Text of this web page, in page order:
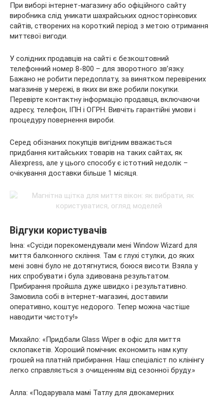
При виборі інтернет-магазину або офіційного сайту
виробника слід уникати шахрайських односторінкових
сайтів, створених на короткий період з метою отримання
миттєвої вигоди.
У солідних продавців на сайті є безкоштовний
телефонний номер 8-800 – для зворотного зв’язку.
Бажано не робити передоплату, за винятком перевірених
магазинів у мережі, в яких ви вже робили покупки.
Перевірте контактну інформацію продавця, включаючи
адресу, телефон, ІПН і ОГРН. Вивчіть гарантійні умови і
процедуру повернення вироби.
Серед обізнаних покупців вигідним вважається
придбання китайських товарів на таких сайтах, як
Aliexpress, але у цього способу є істотний недолік –
очікування доставки більше 1 місяця.
Відгуки користувачів
Інна: «Сусіди порекомендували мені Window Wizard для
миття балконного скління. Там є глухі стулки, до яких
мені зовні було не дотягнутися, боюся висоти. Взяла у
них спробувати і була здивована результатом.
Прибирання пройшла дуже швидко і результативно.
Замовила собі в інтернет-магазині, доставили
оперативно, коштує недорого. Тепер можна частіше
наводити чистоту!»
Михайло: «Придбали Glass Wiper в офіс для миття
склопакетів. Хороший помічник економить нам купу
грошей на платній прибирання. Наш спеціаліст по клінінгу
легко справляється з очищенням від сезонної бруду.»
Алла: «Подарувала мамі Татлу для двокамерних